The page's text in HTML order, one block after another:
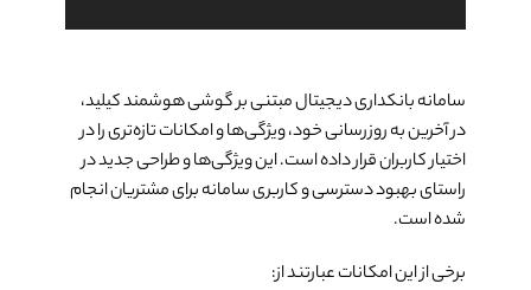
سامانه بانکداری دیجیتال مبتنی بر گوشی هوشمند کیلید،
در آخرین به روزرسانی خود، ویژگی­‌ها و امکانات تازه‌­تری را در
اختیار کاربران قرار داده است. این ویژگی­‌ها و طراحی جدید در
راستای بهبود دسترسی و کاربری سامانه برای مشتریان انجام
شده است.
برخی از این امکانات عبارتند از: